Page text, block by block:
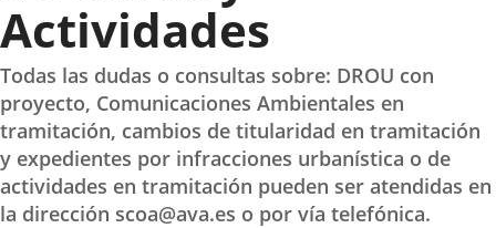
Actividades
Todas las dudas o consultas sobre: DROU con
proyecto, Comunicaciones Ambientales en
tramitación, cambios de titularidad en tramitación
y expedientes por infracciones urbanística o de
actividades en tramitación pueden ser atendidas en
la dirección scoa@ava.es o por vía telefónica.